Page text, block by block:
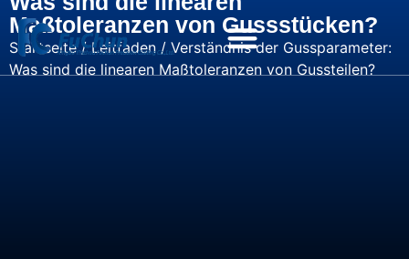
Maßtoleranzen von Gussstücken?
Startseite/Leitfaden/ Verständnis der Gussparameter:
Was sind die linearen Maßtoleranzen von Gussteilen?